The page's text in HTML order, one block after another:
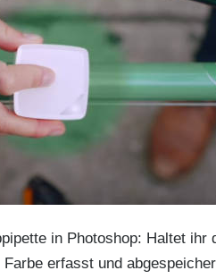
in Photoshop: Haltet ihr
erfasst und